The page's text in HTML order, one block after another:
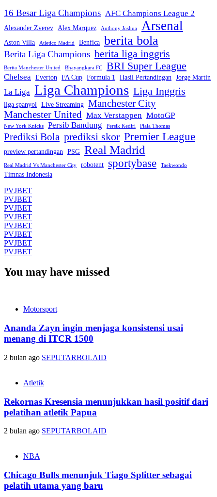
16 Besar Liga Champions AFC Champions League 2
Alexander Zverev Alex Marquez Anthony Joshua Arsenal
Aston Villa Atletico Madrid Benfica berita bola
Berita Liga Champions berita liga inggris
Berita Manchester United Bhayangkara FC BRI Super League
Chelsea Everton FA Cup Formula 1 Hasil Pertandingan Jorge Martin
La Liga Liga Champions Liga Inggris
liga spanyol Live Streaming Manchester City
Manchester United Max Verstappen MotoGP
New York Knicks Persib Bandung Persik Kediri Piala Thomas
Prediksi Bola prediksi skor Premier League
preview pertandingan PSG Real Madrid
Real Madrid Vs Manchester City robotent sportybase Taekwondo
Timnas Indonesia
PVJBET
PVJBET
PVJBET
PVJBET
PVJBET
PVJBET
PVJBET
PVJBET
You may have missed
Motorsport
Ananda Zayn ingin menjaga konsistensi usai
menang di ITCR 1500
2 bulan ago SEPUTARBOLAID
Atletik
Rekornas Kresensia menunjukkan hasil positif dari
pelatihan atletik Papua
2 bulan ago SEPUTARBOLAID
NBA
Chicago Bulls menunjuk Tiago Splitter sebagai
pelatih utama yang baru